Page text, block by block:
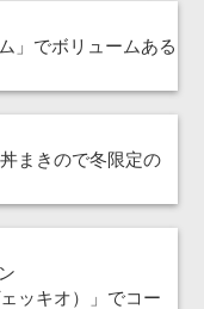
」でボリュームある
まきので冬限定の
ッキオ）」でコー